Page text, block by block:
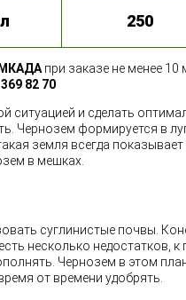
250
МКАДА при заказе не менее
82 70
ситуацией и сделать
Чернозем формируется в
земля всегда
в мешках.
суглинистые почвы.
несколько недостатков,
Чернозем в этом
от времени удобрять.